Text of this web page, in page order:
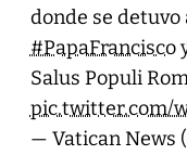
donde se
#PapaFrancisco
Salus Populi
pic.twitter.com/
— Vatican News